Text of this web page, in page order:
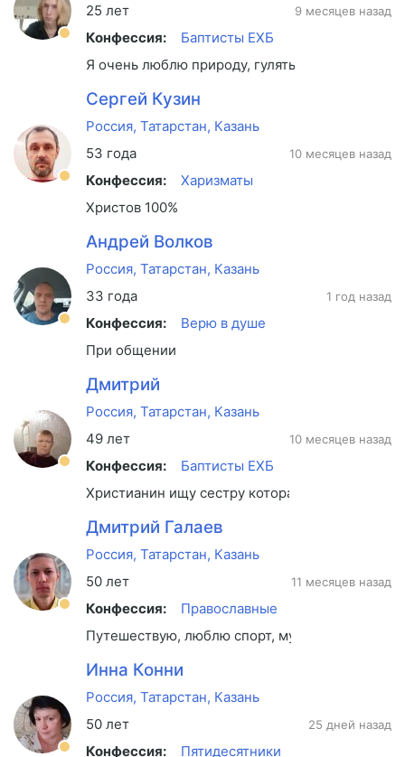
25 лет
Конфессия:
Баптисты ЕХБ
Я очень люблю природу, гулять в лесу. Люблю
9 месяцев назад
Сергей Кузин
Россия, Татарстан, Казань
53 года
Конфессия:
Харизматы
Христов 100%
10 месяцев назад
Андрей Волков
Россия, Татарстан, Казань
33 года
Конфессия:
Верю в душе
При общении
1 год назад
Дмитрий
Россия, Татарстан, Казань
49 лет
Конфессия:
Баптисты ЕХБ
Христианин ищу сестру которая станет моей
10 месяцев назад
Дмитрий Галаев
Россия, Татарстан, Казань
50 лет
Конфессия:
Православные
Путешествую, люблю спорт, музыку органа,
11 месяцев назад
Инна Конни
Россия, Татарстан, Казань
50 лет
Конфессия:
Пятидесятники
25 дней назад